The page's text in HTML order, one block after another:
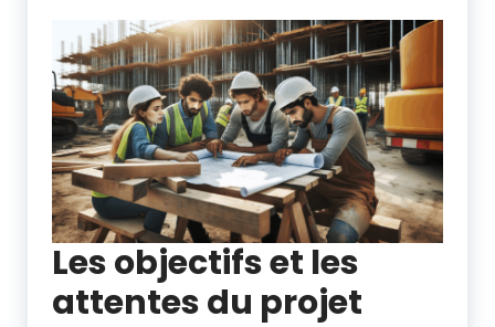
Les objectifs et les
attentes du projet